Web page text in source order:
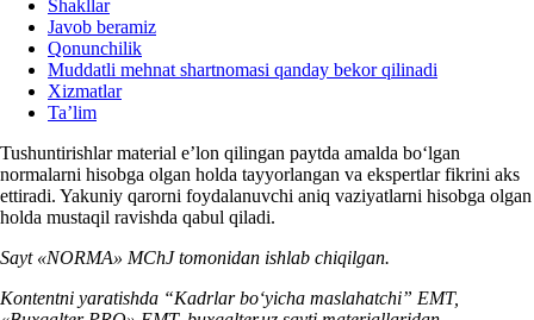
Shakllar
Javob beramiz
Qonunchilik
Muddatli mehnat shartnomasi qanday bekor qilinadi
Xizmatlar
Ta’lim
Tushuntirishlar material e’lon qilingan paytda amalda boʻlgan
normalarni hisobga olgan holda tayyorlangan va ekspertlar fikrini aks
ettiradi. Yakuniy qarorni foydalanuvchi aniq vaziyatlarni hisobga olgan
holda mustaqil ravishda qabul qiladi.
Sayt «NORMA» MChJ tomonidan ishlab chiqilgan.
Kontentni yaratishda “Kadrlar boʻyicha maslahatchi” EMT,